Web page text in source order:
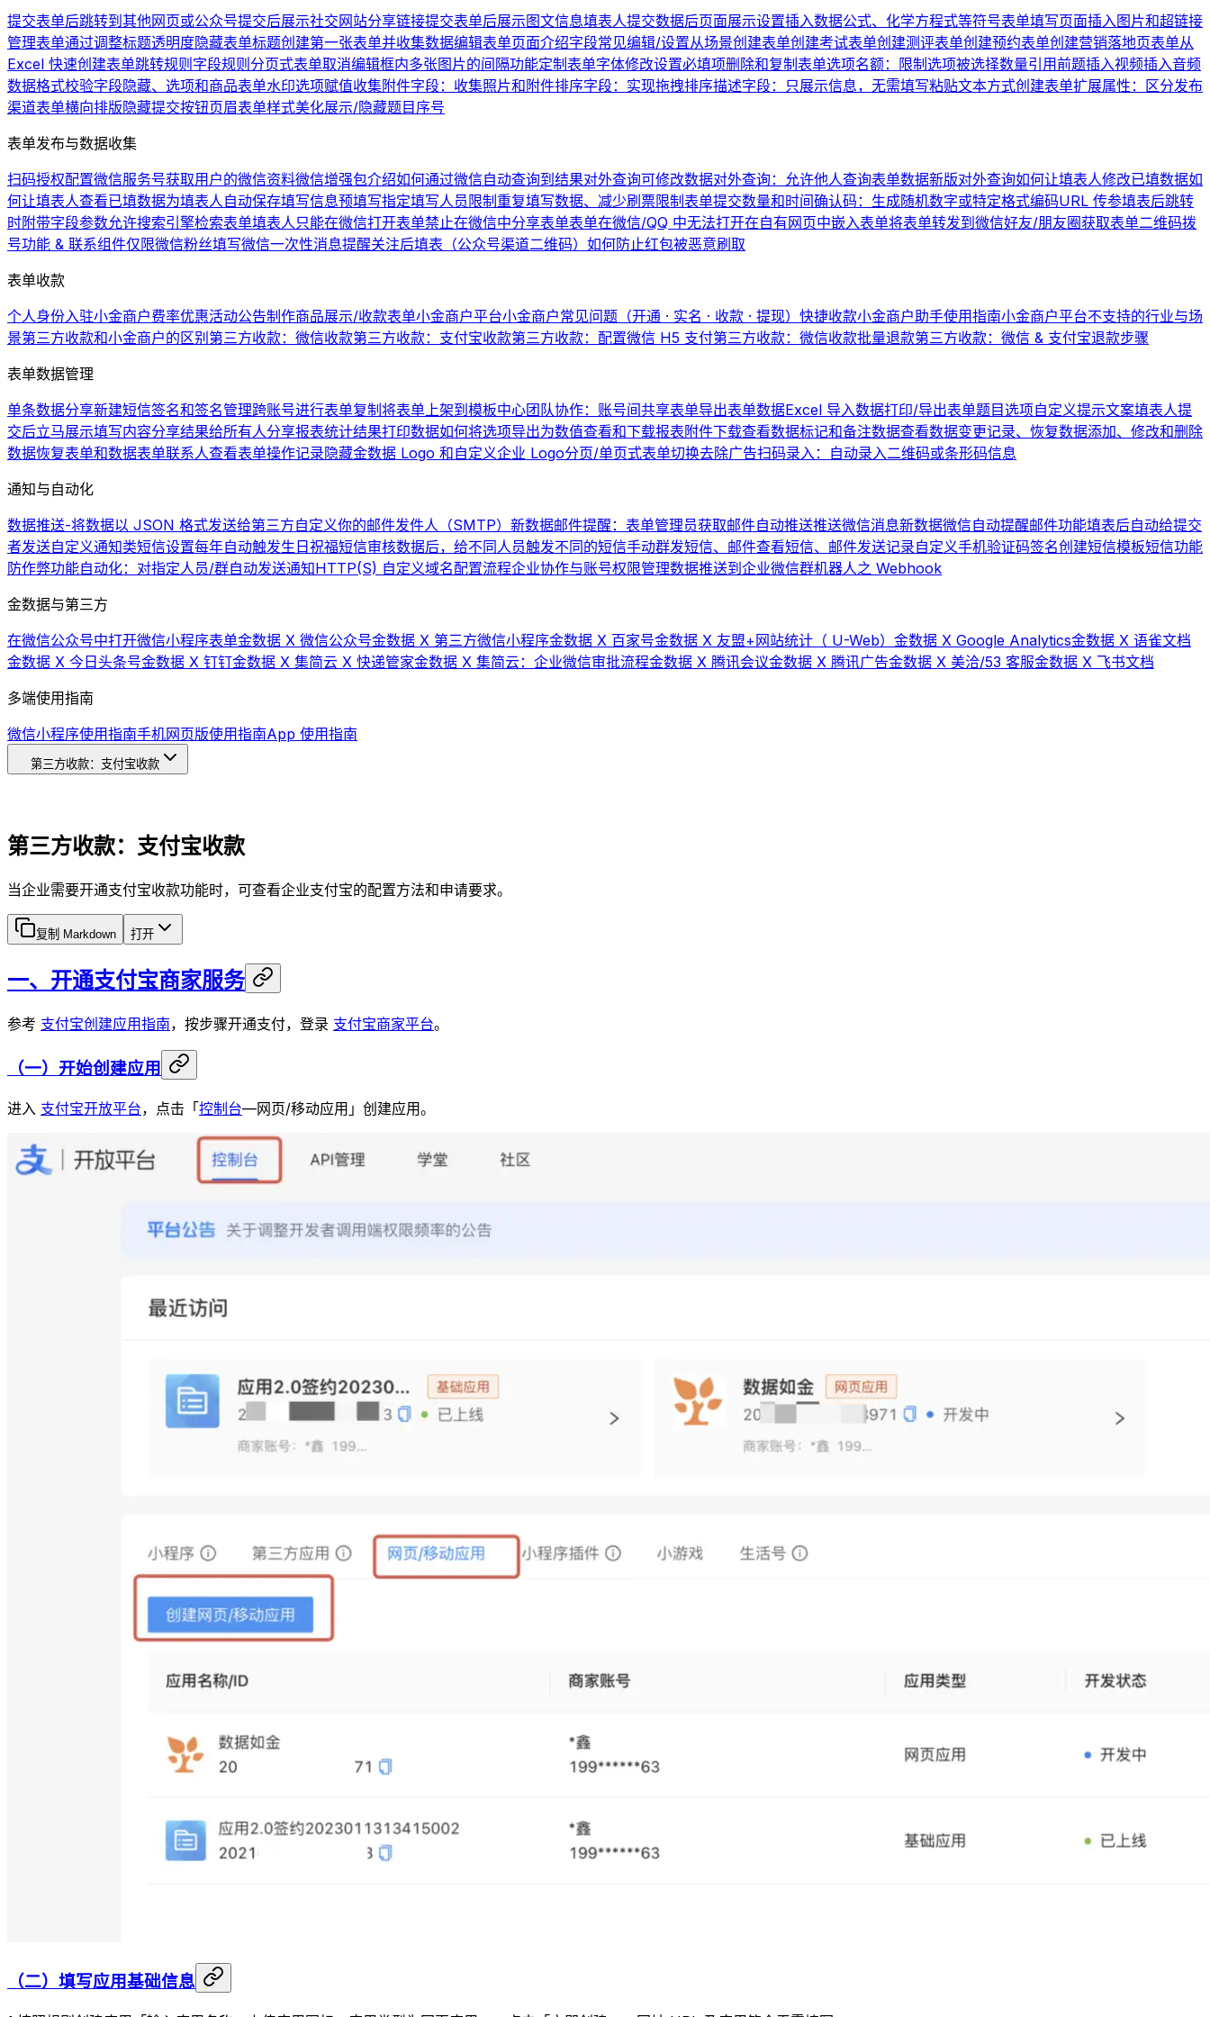
提交表单后跳转到其他网页或公众号提交后展示社交网站分享链接提交表单后展示图文信息填表人提交数据后页面展示设置插入数据公式、化学方程式等符号表单填写页面插入图片和超链接
管理表单通过调整标题透明度隐藏表单标题创建第一张表单并收集数据编辑表单页面介绍字段常见编辑/设置从场景创建表单创建考试表单创建测评表单创建预约表单创建营销落地页表单从
Excel 快速创建表单跳转规则 字段规则 分页式表单取消编辑框内多张图片的间隔功能定制 表单字体修改设置必填项删除和复制表单选项名额：限制选项被选择数量引用前题插入视频插入音频
数据格式校验字段隐藏、选项和商品表单水印选项赋值收集附件字段：收集照片和附件排序字段：实现拖拽排序描述字段：只展示信息，无需填写粘贴文本方式创建表单扩展属性：区分发布
渠道表单横向排版隐藏提交按钮页眉表单样式美化展示/隐藏题目序号
表单发布与数据收集
扫码授权配置微信服务号获取用户的微信资料微信增强包介绍如何通过微信自动查询到结果对外查询可修改数据对外查询：允许他人查询表单数据新版对外查询如何让填表人修改已填数据如
何让填表人查看已填数据为填表人自动保存填写信息预填写指定填写人员 限制重复填写数据、减少刷票限制表单提交数量和时间确认码：生成随机数字或特定格式编码URL 传参填表后跳转
时附带字段参数允许搜索引擎检索表单填表人只能在微信打开表单禁止在微信中分享表单表单在微信/QQ 中无法打开在自有网页中嵌入表单将表单转发到微信好友/朋友圈获取表单二维码拨
号功能 & 联系组件仅限微信粉丝填写微信一次性消息提醒关注后填表（公众号渠道二维码） 如何防止红包被恶意刷取
表单收款
个人身份入驻小金商户费率优惠活动公告制作商品展示/收款表单小金商户平台小金商户常见问题（开通 · 实名 · 收款 · 提现） 快捷收款小金商户助手使用指南小金商户平台不支持的行业与场
景第三方收款和小金商户的区别 第三方收款：微信收款第三方收款：支付宝收款第三方收款：配置微信 H5 支付第三方收款：微信收款批量退款第三方收款：微信 & 支付宝退款步骤
表单数据管理
单条数据分享新建短信签名和签名管理跨账号进行表单复制 将表单上架到模板中心团队协作：账号间共享表单导出表单数据Excel 导入数据打印/导出表单题目选项自定义提示文案填表人提
交后立马展示填写内容分享结果给所有人分享报表统计结果打印数据如何将选项导出为数值查看和下载报表附件下载查看数据标记和备注数据查看数据变更记录、恢复数据添加、修改和删除
数据恢复表单和数据表单联系人查看表单操作记录隐藏金数据 Logo 和自定义企业 Logo分页/单页式表单切换去除广告扫码录入：自动录入二维码或条形码信息
通知与自动化
数据推送-将数据以 JSON 格式发送给第三方自定义你的邮件发件人（SMTP） 新数据邮件提醒：表单管理员获取邮件自动推送推送微信消息新数据微信自动提醒邮件功能填表后自动给提交
者发送自定义通知类短信设置每年自动触发生日祝福短信审核数据后，给不同人员触发不同的短信手动群发短信、邮件查看短信、邮件发送记录自定义手机验证码签名创建短信模板短信功能
防作弊功能自动化：对指定人员/群自动发送通知HTTP(S) 自定义域名配置流程企业协作与账号权限管理数据推送到企业微信群机器人之 Webhook
金数据与第三方
在微信公众号中打开微信小程序表单金数据 X 微信公众号金数据 X 第三方微信小程序金数据 X 百家号金数据 X 友盟+网站统计（ U-Web） 金数据 X Google Analytics金数据 X 语雀文档
金数据 X 今日头条号金数据 X 钉钉金数据 X 集简云 X 快递管家金数据 X 集简云：企业微信审批流程金数据 X 腾讯会议金数据 X 腾讯广告金数据 X 美洽/53 客服金数据 X 飞书文档
多端使用指南
微信小程序使用指南手机网页版使用指南App 使用指南
第三方收款：支付宝收款
第三方收款：支付宝收款
当企业需要开通支付宝收款功能时，可查看企业支付宝的配置方法和申请要求。
复制 Markdown 打开
一、开通支付宝商家服务
参考 支付宝创建应用指南，按步骤开通支付，登录 支付宝商家平台。
（一）开始创建应用
进入 支付宝开放平台，点击「控制台—网页/移动应用」创建应用。
（二）填写应用基础信息